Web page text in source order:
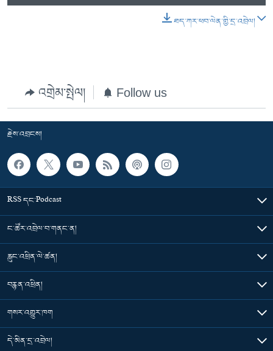
ཐད་ཀར་ཕབ་ལེན་གྱི་དྲ་འབྲེལ།
འགྲེམ་སྤེལ། Follow us
རྗེས་འབྲངས།
RSS དང་Podcast
ང་ཚོར་འབྲེལ་བ་གནང་ན།
རླུང་འཕྲིན་ལེ་ཚན།
བརྙན་འཕྲིན།
གསར་འགྱུར་ཁག
དེ་མིན་དྲ་འབྲེལ།